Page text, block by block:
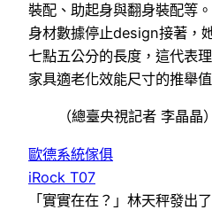
裝配、助起身與翻身裝配等
身材數據停止design接著，
七點五公分的長度，這代表
家具適老化效能尺寸的推舉值
（總臺央視記者 李晶晶）
歐德系統傢俱
iRock T07
「實實在在？」林天秤發出